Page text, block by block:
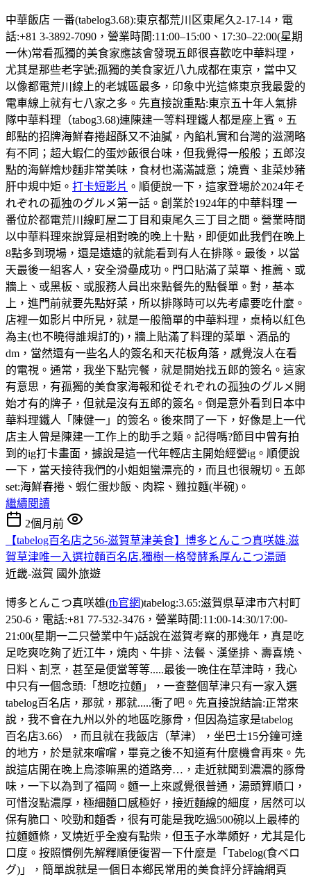
中華飯店 一番(tabelog3.68):東京都荒川区東尾久2-17-14，電
話:+81 3-3892-7090，營業時間:11:00–15:00、17:30–22:00(星期
一休)常看孤獨的美食家應該會發現五郎很喜歡吃中華料理，
尤其是那些老字號;孤獨的美食家近八九成都在東京，當中又
以像都電荒川線上的老城區最多，印象中光這條東京我最愛的
電車線上就有七八家之多。先直接說重點:東京五十年人氣排
隊中華料理（tabog3.68)連陳建一等料理鐵人都是座上賓。五
郎點的招牌海鮮春捲超酥又不油膩，內餡札實和台灣的滋潤略
有不同；超大蝦仁的蛋炒飯很台味，但我覺得一般般；五郎沒
點的海鮮燴炒麵非常美味，食材也滿滿誠意；燒賣、韭菜炒豬
肝中規中矩。 打卡短影片 。順便說一下，這家登場於2024年そ
れぞれの孤独のグルメ第一話。創業於1924年的中華料理 一
番位於都電荒川線町屋二丁目和東尾久三丁目之間。營業時間
以中華料理來說算是相對晚的晚上十點，即便如此我們在晚上
8點多到現場，還是遠遠的就能看到有人在排隊。最後，以當
天最後一組客人，安全滑壘成功。門口貼滿了菜單、推薦、或
牆上、或黑板、或服務人員出來點餐先的點餐單。對，基本
上，進門前就要先點好菜，所以排隊時可以先考慮要吃什麼。
店裡一如影片中所見，就是一般簡單的中華料理，桌椅以紅色
為主(也不曉得誰規訂的)，牆上貼滿了料理的菜單、酒品的
dm，當然還有一些名人的簽名和天花板角落，感覺沒人在看
的電視。通常，我坐下點完餐，就是開始找五郎的簽名。這家
有意思，有孤獨的美食家海報和從それぞれの孤独のグルメ開
始才有的牌子，但就是沒有五郎的簽名。倒是意外看到日本中
華料理鐵人「陳健一」的簽名。後來問了一下，好像是上一代
店主人曾是陳建一工作上的助手之類。記得嗎?節目中曾有拍
到的ig打卡畫面，據說是這一代年輕店主開始經營ig。順便說
一下，當天接待我們的小姐姐蠻漂亮的，而且也很親切。五郎
set:海鮮春捲、蝦仁蛋炒飯、肉粽、雞拉麵(半碗)。
繼續閱讀
2個月前
【tabelog百名店之56-滋賀草津美食】博多とんこつ真咲雄.滋
賀草津唯一入選拉麵百名店.獨樹一格發酵系厚んこつ湯頭
近畿-滋賀 國外旅遊
博多とんこつ真咲雄(fb官網)tabelog:3.65:滋賀県草津市穴村町
250-6，電話:+81 77-532-3476，營業時間:11:00-14:30/17:00-
21:00(星期一二只營業中午)話說在滋賀考察的那幾年，真是吃
足吃爽吃夠了近江牛，燒肉、牛排、法餐、漢堡排、壽喜燒、
日料、割烹，甚至是便當等等.....最後一晚住在草津時，我心
中只有一個念頭:「想吃拉麵」，一查整個草津只有一家入選
tabelog百名店，那就，那就.....衝了吧。先直接說結論:正常來
說，我不會在九州以外的地區吃䐁骨，但因為這家是tabelog
百名店3.66），而且就在我飯店（草津），坐巴士15分鐘可達
的地方，於是就來嚐嚐，畢竟之後不知道有什麼機會再來。先
說這店開在晚上烏漆嘛黑的道路旁…，走近就聞到濃濃的豚骨
味，一下以為到了福岡。麵一上來感覺很普通，湯頭算順口，
可惜沒點濃厚，極細麵口感極好，接近麵線的細度，居然可以
保有脆口、咬勁和麵香，很有可能是我吃過500碗以上最棒的
拉麵麵條，叉燒近乎全瘦有點柴，但玉子水準頗好，尤其是化
口度。按照慣例先解釋順便復習一下什麼是「Tabelog(食べロ
グ)」，簡單說就是一個日本鄉民常用的美食評分評論網頁